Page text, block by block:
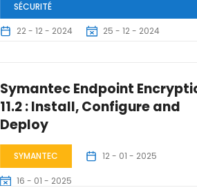
SÉCURITÉ
22 - 12 - 2024 25 - 12 - 2024
Symantec Endpoint
11.2 : Install, Configure and
Deploy
SYMANTEC 12 - 01 - 2025
16 - 01 - 2025